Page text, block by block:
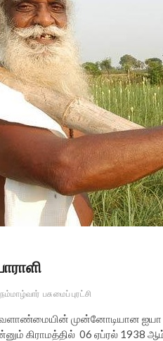
நம்மாழ்வார் பசுமைப் புரட்சி
வேளாண்மையின் முன்னோடியான
கிராமத்தில் 06 ஏப்ரல் 1938